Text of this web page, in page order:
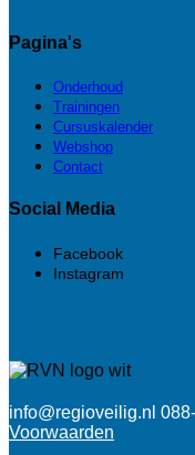
Pagina's
Onderhoud
Trainingen
Cursuskalender
Webshop
Contact
Social Media
Facebook
Instagram
info@regioveilig.nl
Voorwaarden